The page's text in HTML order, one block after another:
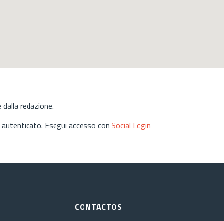
redazione.
Esegui accesso con Social Login
CONTACTOS